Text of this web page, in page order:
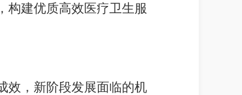
构建优质高效医疗卫生服
效，新阶段发展面临的机